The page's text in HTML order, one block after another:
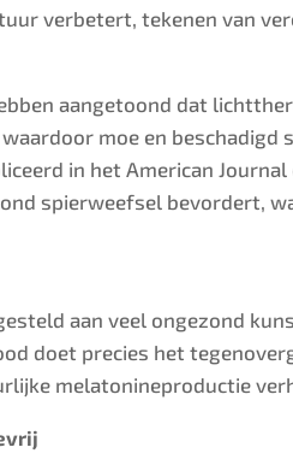
verbetert, tekenen van
aangetoond dat
moe en
in het American
spierweefsel bevordert,
aan veel ongezond
doet precies het
melatonineproductie